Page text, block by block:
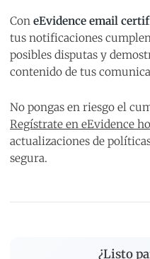
Con eEvidence email
tus notificaciones
posibles disputas y
contenido de tus
No pongas en riesgo el
Regístrate en eEvidence
actualizaciones de
segura.
¿Listo